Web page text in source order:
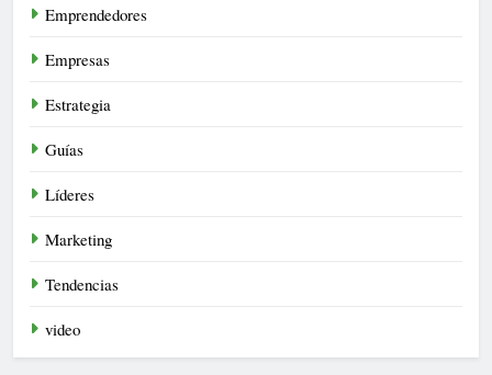
Emprendedores
Empresas
Estrategia
Guías
Líderes
Marketing
Tendencias
video